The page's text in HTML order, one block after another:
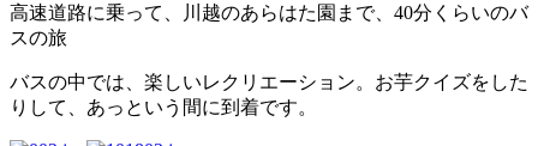
高速道路に乗って、川越のあらはた園まで、40分くらいのバ
スの旅
バスの中では、楽しいレクリエーション。お芋クイズをした
りして、あっという間に到着です。